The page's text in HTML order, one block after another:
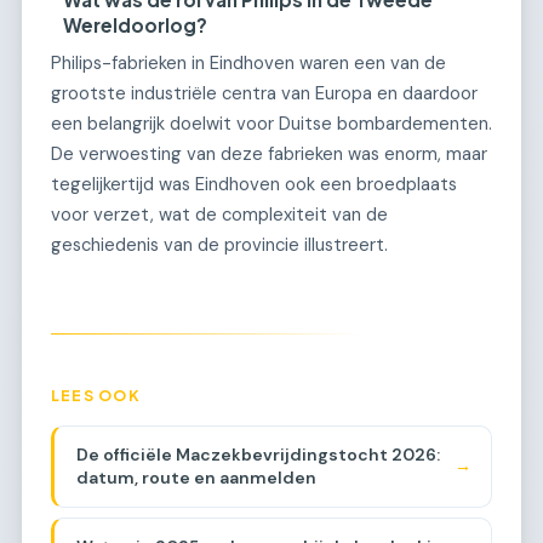
Wereldoorlog?
Philips-fabrieken in Eindhoven waren een van de
grootste industriële centra van Europa en daardoor
een belangrijk doelwit voor Duitse bombardementen.
De verwoesting van deze fabrieken was enorm, maar
tegelijkertijd was Eindhoven ook een broedplaats
voor verzet, wat de complexiteit van de
geschiedenis van de provincie illustreert.
LEES OOK
De officiële Maczekbevrijdingstocht 2026:
datum, route en aanmelden
→